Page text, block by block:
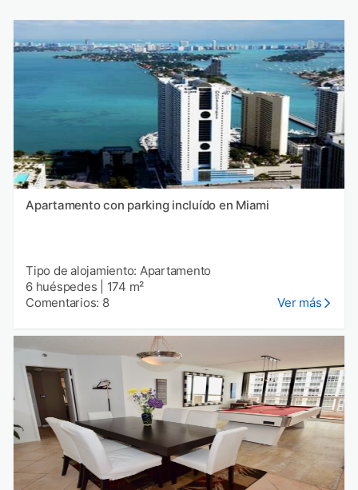
Apartamento con parking incluído en Miami
Tipo de alojamiento: Apartamento
6 huéspedes
174 m²
Comentarios: 8
Ver más